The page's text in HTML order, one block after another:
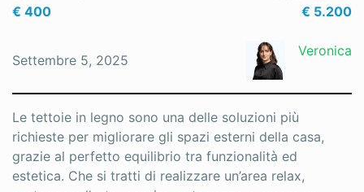
Rimozione amianto
Scale
Sicurezza
Sistemi oscuranti
€ 400 € 5.200
Settembre 5, 2025
Veronica
Le tettoie in legno sono una delle soluzioni più
richieste per migliorare gli spazi esterni della casa,
grazie al perfetto equilibrio tra funzionalità ed
estetica. Che si tratti di realizzare un’area relax,